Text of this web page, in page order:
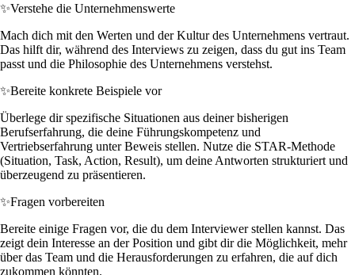
✨Verstehe die Unternehmenswerte
Mach dich mit den Werten und der Kultur des Unternehmens vertraut.
Das hilft dir, während des Interviews zu zeigen, dass du gut ins Team
passt und die Philosophie des Unternehmens verstehst.
✨Bereite konkrete Beispiele vor
Überlege dir spezifische Situationen aus deiner bisherigen
Berufserfahrung, die deine Führungskompetenz und
Vertriebserfahrung unter Beweis stellen. Nutze die STAR-Methode
(Situation, Task, Action, Result), um deine Antworten strukturiert und
überzeugend zu präsentieren.
✨Fragen vorbereiten
Bereite einige Fragen vor, die du dem Interviewer stellen kannst. Das
zeigt dein Interesse an der Position und gibt dir die Möglichkeit, mehr
über das Team und die Herausforderungen zu erfahren, die auf dich
zukommen könnten.